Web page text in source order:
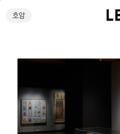
호암
호암
리움호